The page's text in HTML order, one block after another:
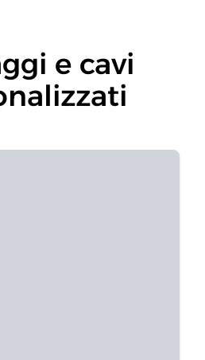
e cavi